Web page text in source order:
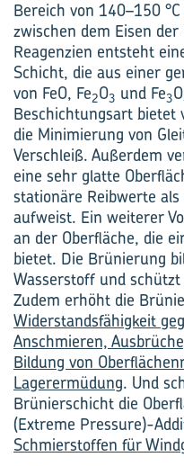
Bereich von 140–150
zwischen dem Eisen
Reagenzien entsteht
Schicht, die aus einer
von FeO, Fe2O3 und Fe3O
Beschichtungsart bietet
die Minimierung von
Verschleiß. Außerdem
eine sehr glatte
stationäre Reibwerte
aufweist. Ein weiterer
an der Oberfläche, die
bietet. Die Brünierung
Wasserstoff und
Zudem erhöht die
Widerstandsfähigkeit
Anschmieren,
Bildung von
Lagerermüdung. Und
Brünierschicht die
(Extreme Pressure)-
Schmierstoffen für